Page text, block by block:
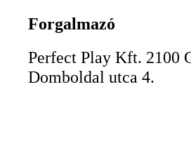
Forgalmazó
Perfect Play Kft. 2100
Domboldal utca 4.